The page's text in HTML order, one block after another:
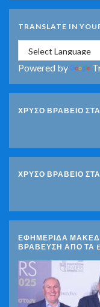
TRANSLATE IN
Powered by
ΧΡΥΣΟ ΒΡΑΒΕΙΟ ΣΤΑ
ΧΡΥΣΟ ΒΡΑΒΕΙΟ ΣΤΑ
ΕΦΗΜΕΡΙΔΑ
ΒΡΑΒΕΥΣΗ ΑΠΟ ΤΑ